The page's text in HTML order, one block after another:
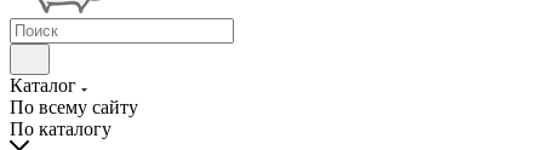
Каталог
По всему сайту
По каталогу